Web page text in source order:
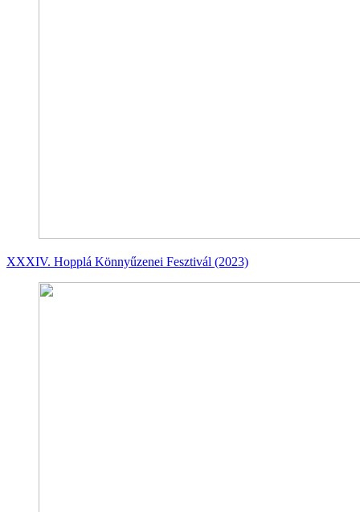
XXXIV. Hopplá Könnyűzenei Fesztivál (2023)